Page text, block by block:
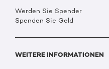
Werden Sie Spender
Spenden Sie Geld
WEITERE INFORMATIONEN